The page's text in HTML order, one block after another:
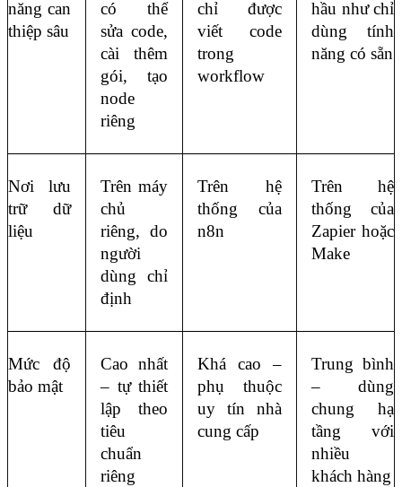
năng can
thiệp sâu
có thể
sửa code,
cài thêm
gói, tạo
node
riêng
chỉ được
viết code
trong
workflow
hầu như chỉ
dùng tính
năng có sẵn
Nơi lưu
trữ dữ
liệu
Trên máy
chủ
riêng, do
người
dùng chỉ
định
Trên hệ
thống của
n8n
Trên hệ
thống của
Zapier hoặc
Make
Mức độ
bảo mật
Cao nhất
– tự thiết
lập theo
tiêu
chuẩn
riêng
Khá cao –
phụ thuộc
uy tín nhà
cung cấp
Trung bình
– dùng
chung hạ
tầng với
nhiều
khách hàng